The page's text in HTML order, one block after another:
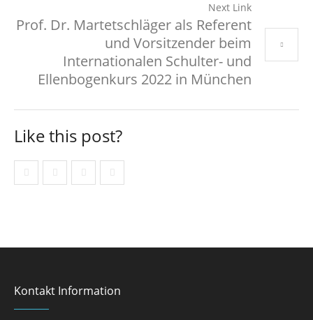
Next Link
Prof. Dr. Martetschläger als Referent
und Vorsitzender beim
Internationalen Schulter- und
Ellenbogenkurs 2022 in München
Like this post?
Kontakt Information